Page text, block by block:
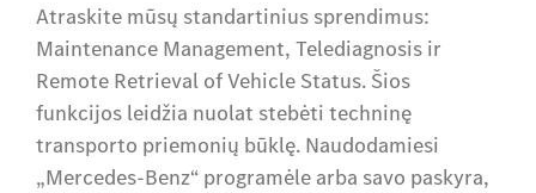
Atraskite mūsų standartinius sprendimus:
Maintenance Management, Telediagnosis ir
Remote Retrieval of Vehicle Status. Šios
funkcijos leidžia nuolat stebėti techninę
transporto priemonių būklę. Naudodamiesi
„Mercedes-Benz“ programėle arba savo paskyra,